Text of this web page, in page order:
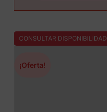
CONSULTAR DISPONIBILIDAD
¡Oferta!